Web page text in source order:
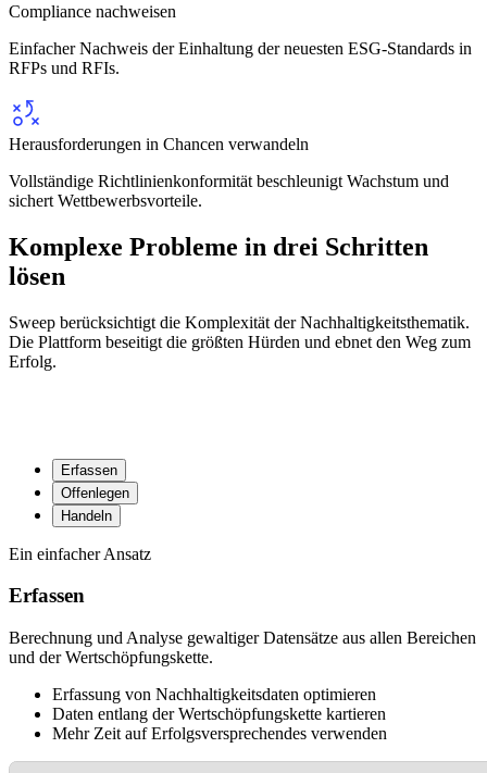
Compliance nachweisen
Einfacher Nachweis der Einhaltung der neuesten ESG-Standards in
RFPs und RFIs.
Herausforderungen in Chancen verwandeln
Vollständige Richtlinienkonformität beschleunigt Wachstum und
sichert Wettbewerbsvorteile.
Komplexe Probleme in drei Schritten
lösen
Sweep berücksichtigt die Komplexität der Nachhaltigkeitsthematik.
Die Plattform beseitigt die größten Hürden und ebnet den Weg zum
Erfolg.
Erfassen
Offenlegen
Handeln
Ein einfacher Ansatz
Erfassen
Berechnung und Analyse gewaltiger Datensätze aus allen Bereichen
und der Wertschöpfungskette.
Erfassung von Nachhaltigkeitsdaten optimieren
Daten entlang der Wertschöpfungskette kartieren
Mehr Zeit auf Erfolgsversprechendes verwenden